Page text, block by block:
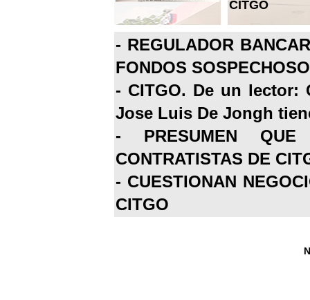
CITGO
- REGULADOR
FONDOS
- CITGO. De un lector:
Jose Luis De Jongh
- PRESUMEN
CONTRATISTAS DE
- CUESTIONAN
CITGO